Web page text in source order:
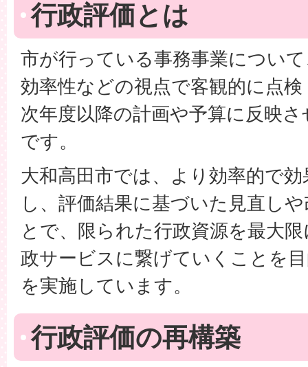
行政評価とは
市が行っている事務事業につい
効率性などの視点で客観的に点
次年度以降の計画や予算に反映
です。
大和高田市では、より効率的で
し、評価結果に基づいた見直し
とで、限られた行政資源を最大
政サービスに繋げていくことを
を実施しています。
行政評価の再構築